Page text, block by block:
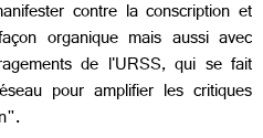
contre la conscription et
organique mais aussi avec
de l'URSS, qui se fait
pour amplifier les critiques